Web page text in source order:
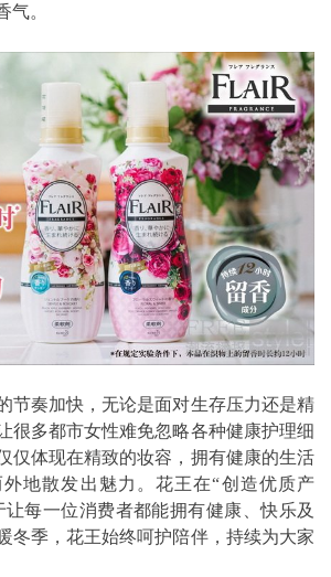
气。
奏加快，无论是面对生存压力还是精
很多都市女性难免忽略各种健康护理细
仅体现在精致的妆容，拥有健康的生活
地散发出魅力。花王在“创造优质产
让每一位消费者都能拥有健康、快乐及
冬季，花王始终呵护陪伴，持续为大家